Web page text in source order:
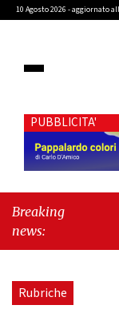
10 Agosto 2026 - aggiornato
PUBBLICITA'
Breaking
news:
Rubriche